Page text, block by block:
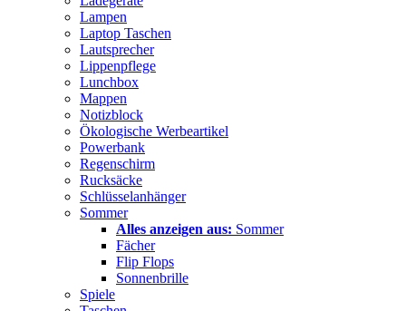
Lampen
Laptop Taschen
Lautsprecher
Lippenpflege
Lunchbox
Mappen
Notizblock
Ökologische Werbeartikel
Powerbank
Regenschirm
Rucksäcke
Schlüsselanhänger
Sommer
Alles anzeigen aus: Sommer
Fächer
Flip Flops
Sonnenbrille
Spiele